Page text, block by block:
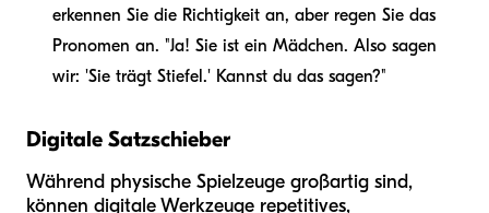
erkennen Sie die Richtigkeit an, aber regen Sie das
Pronomen an. "Ja! Sie ist ein Mädchen. Also sagen
wir: 'Sie trägt Stiefel.' Kannst du das sagen?"
Digitale Satzschieber
Während physische Spielzeuge großartig sind,
können digitale Werkzeuge repetitives,